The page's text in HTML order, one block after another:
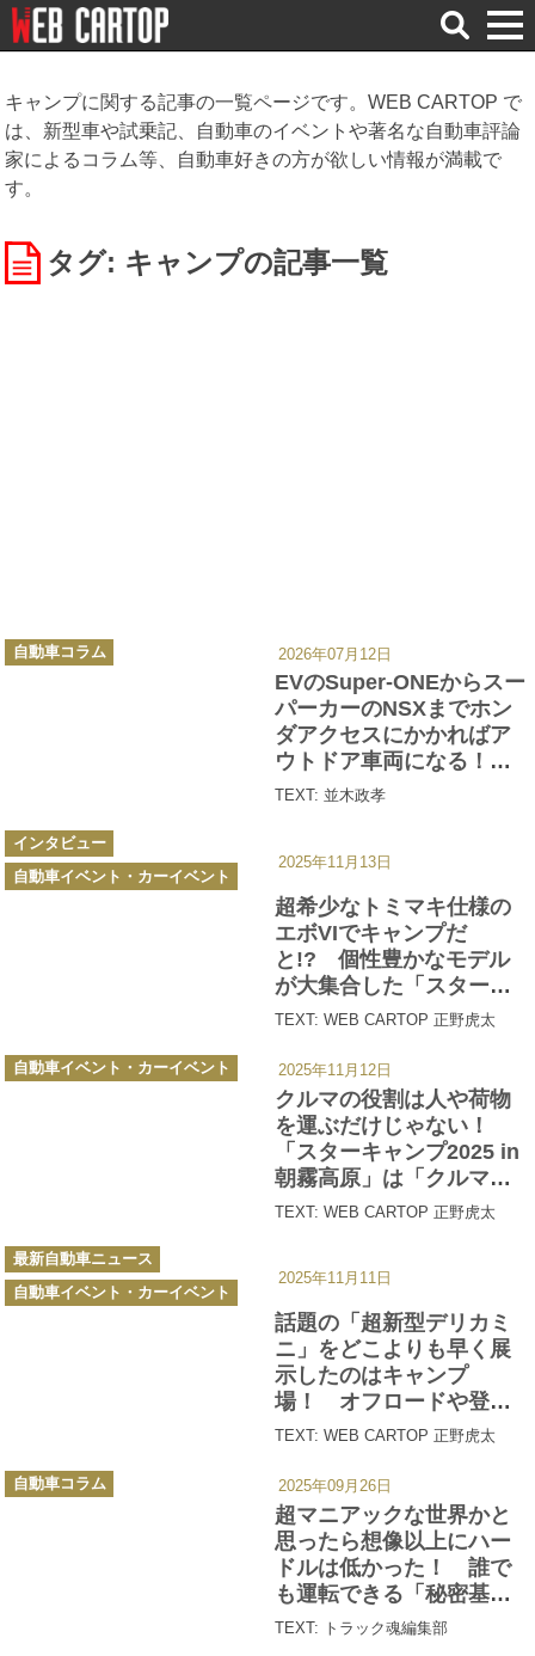
検
索
キャンプに関する記事の一覧ページです。WEB CARTOP で
は、新型車や試乗記、自動車のイベントや著名な自動車評論
家によるコラム等、自動車好きの方が欲しい情報が満載で
す。
タグ: キャンプの記事一覧
EVのSuper-ONEからスー
パーカーのNSXまでホン
ダアクセスにかかればア
ウトドア車両になる！
ホンダ車ならなんでも
TEXT: 並木政孝
カ
テ
自動車コラム 2026年07月12日
超希少なトミマキ仕様の
エボVIでキャンプだ
と!? 個性豊かなモデル
が大集合した「スターキ
ャンプ2025 in 朝霧高原」
TEXT: WEB CARTOP 正野虎太
カ
テ
ゴ
リ
ー
インタビュー
自動車イベント・カーイベント
2025年11月13日
クルマの役割は人や荷物
を運ぶだけじゃない！
「スターキャンプ2025 in
朝霧高原」は「クルマと
人と思い出をつなぐ」フ
TEXT: WEB CARTOP 正野虎太
カ
テ
自動車イベント・カーイベント 2025年11月12日
話題の「超新型デリカミ
ニ」をどこよりも早く展
示したのはキャンプ
場！ オフロードや登坂
の体験もできる「スター
原」で三菱車のスゴさを
知った
TEXT: WEB CARTOP 正野虎太
カ
テ
ゴ
リ
ー
最新自動車ニュース
自動車イベント・カーイベント
2025年11月11日
超マニアックな世界かと
思ったら想像以上にハー
ドルは低かった！ 誰で
も運転できる「秘密基
地」トラックベースのキ
TEXT: トラック魂編集部
カ
テ
自動車コラム 2025年09月26日